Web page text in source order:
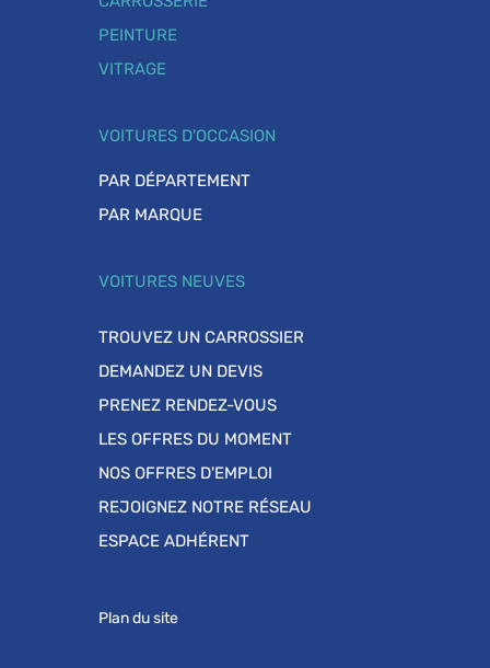
PEINTURE
VITRAGE
VOITURES D'OCCASION
PAR DÉPARTEMENT
PAR MARQUE
VOITURES NEUVES
TROUVEZ UN CARROSSIER
DEMANDEZ UN DEVIS
PRENEZ RENDEZ-VOUS
LES OFFRES DU MOMENT
NOS OFFRES D'EMPLOI
REJOIGNEZ NOTRE RÉSEAU
ESPACE ADHÉRENT
Plan du site